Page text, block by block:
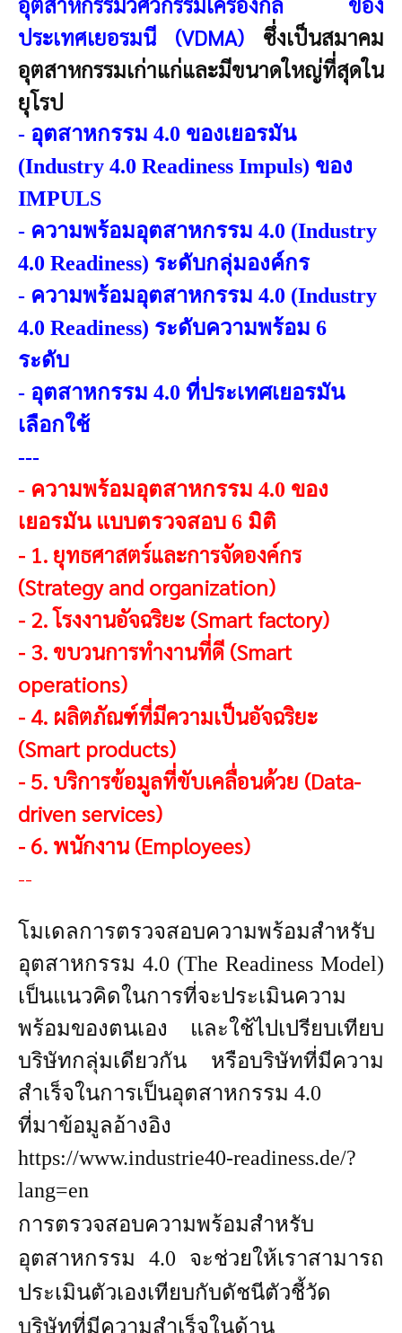
ประเทศเยอรมนี (VDMA) ซึ่งเป็นสมาคม
อุตสาหกรรมเก่าแก่และมีขนาดใหญ่ที่สุดใน
ยุโรป
- อุตสาหกรรม 4.0 ของเยอรมัน
(Industry 4.0 Readiness Impuls) ของ
IMPULS
- ความพร้อมอุตสาหกรรม 4.0 (Industry
4.0 Readiness) ระดับกลุ่มองค์กร
- ความพร้อมอุตสาหกรรม 4.0 (Industry
4.0 Readiness) ระดับความพร้อม 6
ระดับ
- อุตสาหกรรม 4.0 ที่ประเทศเยอรมัน
เลือกใช้
---
- ความพร้อมอุตสาหกรรม 4.0 ของ
เยอรมัน แบบตรวจสอบ 6 มิติ
- 1. ยุทธศาสตร์และการจัดองค์กร
(Strategy and organization)
- 2. โรงงานอัจฉริยะ (Smart factory)
- 3. ขบวนการทำงานที่ดี (Smart
operations)
- 4. ผลิตภัณฑ์ที่มีความเป็นอัจฉริยะ
(Smart products)
- 5. บริการข้อมูลที่ขับเคลื่อนด้วย (Data-
driven services)
- 6. พนักงาน (Employees)
--
โมเดลการตรวจสอบความพร้อมสำหรับ
อุตสาหกรรม 4.0 (The Readiness Model)
เป็นแนวคิดในการที่จะประเมินความ
พร้อมของตนเอง และใช้ไปเปรียบเทียบ
บริษัทกลุ่มเดียวกัน หรือบริษัทที่มีความ
สำเร็จในการเป็นอุตสาหกรรม 4.0
ที่มาข้อมูลอ้างอิง
https://www.industrie40-readiness.de/?
lang=en
การตรวจสอบความพร้อมสำหรับ
อุตสาหกรรม 4.0 จะช่วยให้เราสามารถ
ประเมินตัวเองเทียบกับดัชนีตัวชี้วัด
บริษัทที่มีความสำเร็จในด้าน